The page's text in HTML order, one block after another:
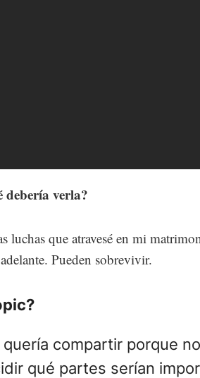
debería verla?
que atravesé en mi
Pueden sobrevivir.
compartir porque
qué partes serían